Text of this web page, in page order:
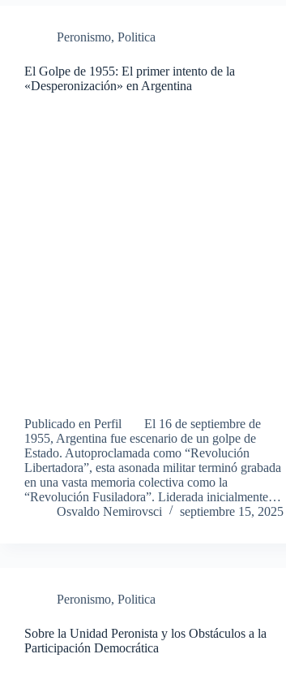
Peronismo, Politica
El Golpe de 1955: El primer intento de la
«Desperonización» en Argentina
Publicado en Perfil El 16 de septiembre de
1955, Argentina fue escenario de un golpe de
Estado. Autoproclamada como “Revolución
Libertadora”, esta asonada militar terminó grabada
en una vasta memoria colectiva como la
“Revolución Fusiladora”. Liderada inicialmente…
Osvaldo Nemirovsci
septiembre 15, 2025
Peronismo, Politica
Sobre la Unidad Peronista y los Obstáculos a la
Participación Democrática